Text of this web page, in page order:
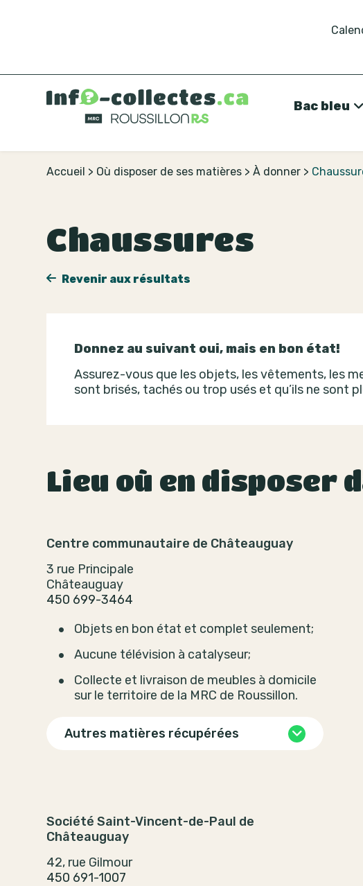
Bac bleu
Accueil > Où disposer de ses matières >À donner >
Chaussures
Revenir aux résultats
Donnez au suivant oui, mais en bon état!
Assurez-vous que les objets, les vêtements, les
sont brisés, tachés ou trop usés et qu’ils ne sont
Lieu où en disposer
Centre communautaire de Châteauguay
3 rue Principale
Châteauguay
450 699-3464
Objets en bon état et complet seulement;
Aucune télévision à catalyseur;
Collecte et livraison de meubles à domicile
sur le territoire de la MRC de Roussillon.
Autres matières récupérées
Société Saint-Vincent-de-Paul de
Châteauguay
42, rue Gilmour
450 691-1007